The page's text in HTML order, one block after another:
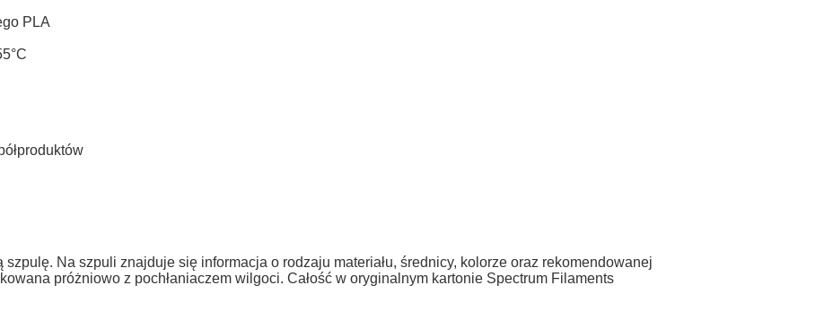
PLA
Na szpuli znajduje się informacja o rodzaju materiału, średnicy, kolorze oraz rekomendowanej
próżniowo z pochłaniaczem wilgoci. Całość w oryginalnym kartonie Spectrum Filaments